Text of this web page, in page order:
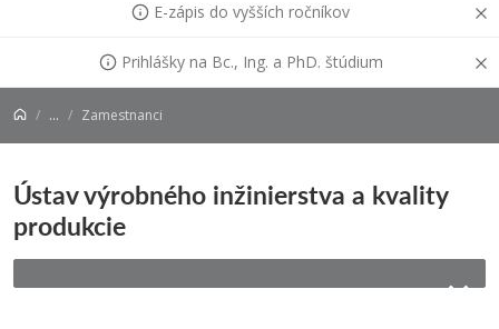
E-zápis do vyšších ročníkov
Prihlášky na Bc., Ing. a PhD. štúdium
... Zamestnanci
Ústav výrobného inžinierstva a kvality
produkcie